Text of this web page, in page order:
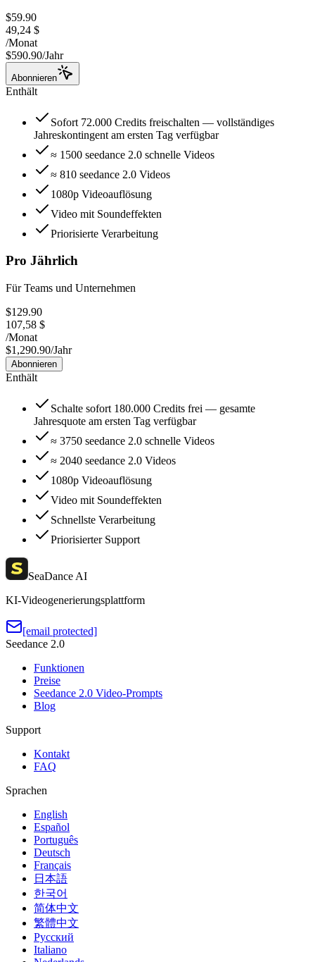
$59.90
49,24 $
/Monat
$590.90/Jahr
Abonnieren
Enthält
Sofort 72.000 Credits freischalten — vollständiges
Jahreskontingent am ersten Tag verfügbar
≈ 1500 seedance 2.0 schnelle Videos
≈ 810 seedance 2.0 Videos
1080p Videoauflösung
Video mit Soundeffekten
Priorisierte Verarbeitung
Pro Jährlich
Für Teams und Unternehmen
$129.90
107,58 $
/Monat
$1,290.90/Jahr
Abonnieren
Enthält
Schalte sofort 180.000 Credits frei — gesamte
Jahresquote am ersten Tag verfügbar
≈ 3750 seedance 2.0 schnelle Videos
≈ 2040 seedance 2.0 Videos
1080p Videoauflösung
Video mit Soundeffekten
Schnellste Verarbeitung
Priorisierter Support
SeaDance AI
KI-Videogenerierungsplattform
[email protected]
Seedance 2.0
Funktionen
Preise
Seedance 2.0 Video-Prompts
Blog
Support
Kontakt
FAQ
Sprachen
English
Español
Português
Deutsch
Français
日本語
한국어
简体中文
繁體中文
Русский
Italiano